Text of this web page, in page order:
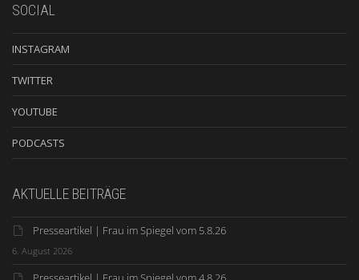
SOCIAL
INSTAGRAM
TWITTER
YOUTUBE
PODCASTS
AKTUELLE BEITRÄGE
Presseartikel | Frau im Spiegel vom 5.8.26
6. August 2026